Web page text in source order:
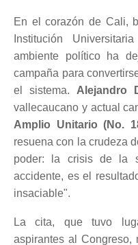
En el corazón de Cali,
Institución
ambiente político ha
campaña para
el sistema. Alejandro
vallecaucano y actual
Amplio Unitario (No.
resuena con la crudeza
poder: la crisis de la
accidente, es el
insaciable".
La cita, que tuvo
aspirantes al Congreso,